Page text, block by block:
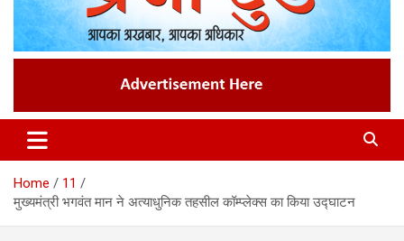
Praja Today
News Website
Home
11
मुख्यमंत्री भगवंत मान ने अत्याधुनिक तहसील कॉम्प्लेक्स का किया उद्घाटन